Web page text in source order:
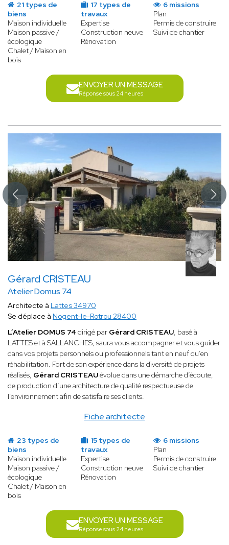
21 types de
biens
Maison individuelle
Maison passive /
écologique
Chalet / Maison en
bois
17 types de
travaux
Expertise
Construction neuve
Rénovation
6 missions
Plan
Permis de construire
Suivi de chantier
ENVOYER UN MESSAGE
Réponse sous 24 heures
Gérard CRISTEAU
Atelier Domus 74
Fiche architecte
Architecte à Lattes 34970
Se déplace à Nogent-le-Rotrou 28400
L’Atelier DOMUS 74 dirigé par Gérard CRISTEAU, basé à
LATTES et à SALLANCHES, saura vous accompagner et vous guider
dans vos projets personnels ou professionnels tant en neuf qu’en
réhabilitation. Fort de son expérience dans la diversité de projets
réalisés, Gérard CRISTEAUévolue dans une démarche d’écoute,
de production d’une architecture de qualité respectueuse de
l’environnement afin de satisfaire ses clients.
23 types de
biens
Maison individuelle
Maison passive /
écologique
Chalet / Maison en
bois
15 types de
travaux
Expertise
Construction neuve
Rénovation
6 missions
Plan
Permis de construire
Suivi de chantier
ENVOYER UN MESSAGE
Réponse sous 24 heures